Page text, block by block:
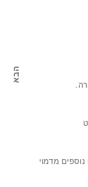
מדמוי
הבא